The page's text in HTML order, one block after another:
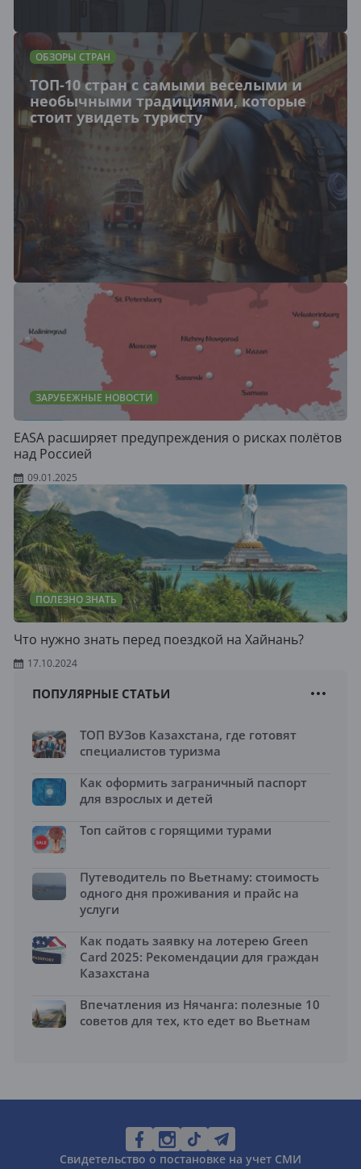
ОБЗОРЫ СТРАН
ТОП-10 стран с самыми веселыми и
необычными традициями, которые
стоит увидеть туристу
ЗАРУБЕЖНЫЕ НОВОСТИ
EASA расширяет предупреждения о рисках полётов
над Россией
09.01.2025
ПОЛЕЗНО ЗНАТЬ
Что нужно знать перед поездкой на Хайнань?
17.10.2024
ПОПУЛЯРНЫЕ СТАТЬИ
ТОП ВУЗов Казахстана, где готовят
специалистов туризма
Как оформить заграничный паспорт
для взрослых и детей
Топ сайтов с горящими турами
Путеводитель по Вьетнаму: стоимость
одного дня проживания и прайс на
услуги
Как подать заявку на лотерею Green
Card 2025: Рекомендации для граждан
Казахстана
Впечатления из Нячанга: полезные 10
советов для тех, кто едет во Вьетнам
Свидетельство о постановке на учет СМИ